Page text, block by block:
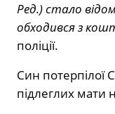
Ред.) стало
обходився з
поліції.
Син потерпілої
підлеглих мати